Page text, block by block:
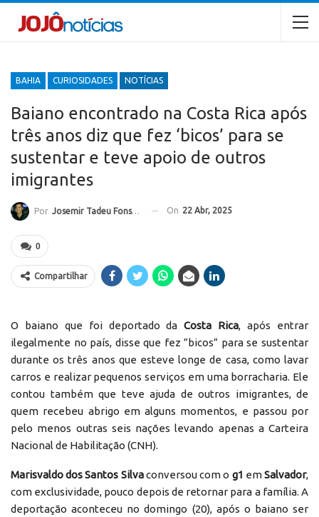
BAHIA CURIOSIDADES NOTÍCIAS
Baiano encontrado na Costa Rica após
três anos diz que fez ‘bicos’ para se
sustentar e teve apoio de outros
imigrantes
Por Josemir Tadeu Fonseca On 22 Abr, 2025
0
Compartilhar
O baiano que foi deportado daCosta Rica, após entrar
ilegalmente no país, disse que fez ”bicos” para se sustentar
durante os três anos que esteve longe de casa, como lavar
carros e realizar pequenos serviços em uma borracharia. Ele
contou também que teve ajuda de outros imigrantes, de
quem recebeu abrigo em alguns momentos, e passou por
pelo menos outras seis nações levando apenas a Carteira
Nacional de Habilitação (CNH).
Marisvaldo dos Santos Silvaconversou com o g1 emSalvador,
com exclusividade, pouco depois de retornar para a família. A
deportação aconteceu no domingo (20), após o baiano ser